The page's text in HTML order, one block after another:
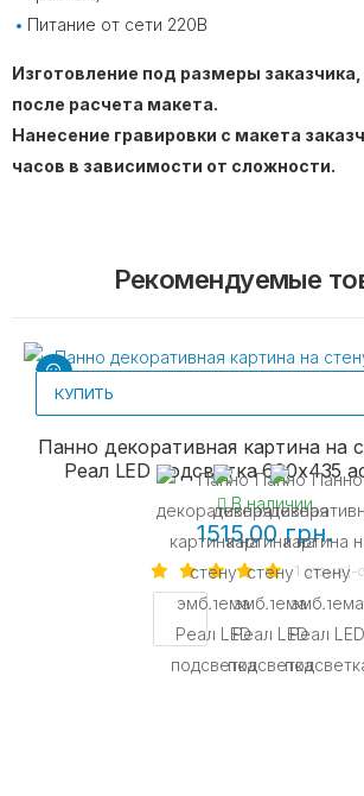
Питание от сети 220В
Изготовление под размеры заказчика,
после расчета макета.
Нанесение гравировки с макета
часов в зависимости от сложности.
Рекомендуемые
КУПИТЬ
Панно декоративная картина на
Реал LED подсветка 600х435
В наличии
1515.00 грн.
1 отзыв(-